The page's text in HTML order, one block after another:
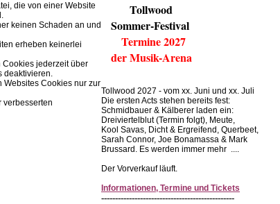
Tollwood
Sommer-Festival
Termine 2027
der Musik-Arena
Tollwood 2027 - vom xx. Juni und xx. Juli
Die ersten Acts stehen bereits fest:
Schmidbauer & Kälberer laden ein:
Dreiviertelblut (Termin folgt), Meute,
Kool Savas, Dicht & Ergreifend, Querbeet,
Sarah Connor, Joe Bonamassa & Mark
Brussard. Es werden immer mehr ....
Der Vorverkauf läuft.
Informationen, Termine und Tickets
------------------------------------------------
die von einer Website
keinen Schaden an und
erheben keinerlei
jederzeit über
deaktivieren.
Websites Cookies nur zur
verbesserten